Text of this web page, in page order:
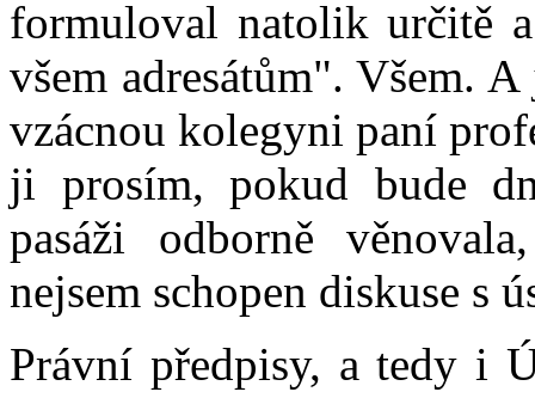
formuloval natolik určitě
všem adresátům". Všem.
vzácnou kolegyni paní
ji prosím, pokud bude
pasáži odborně
nejsem schopen diskuse s
Právní předpisy, a tedy i